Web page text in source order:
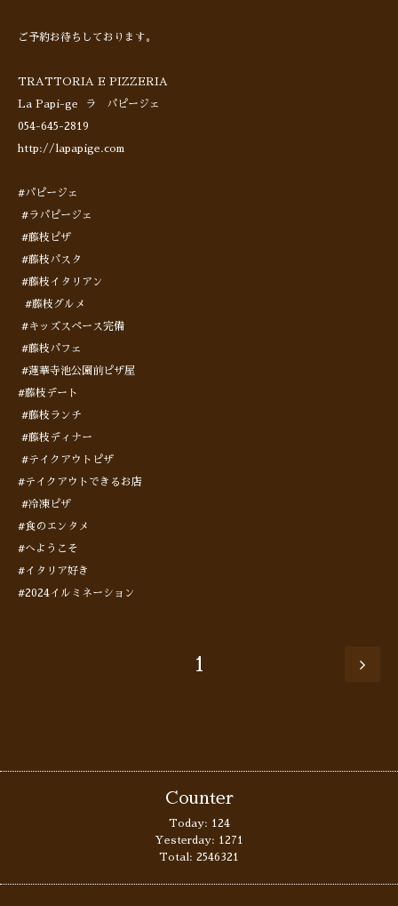
ご予約お待ちしております。
TRATTORIA E PIZZERIA
La Papi-ge ラ パピージェ
054-645-2819
http://lapapige.com
#パピージェ
#ラパピージェ
#藤枝ピザ
#藤枝パスタ
#藤枝イタリアン
#藤枝グルメ
#キッズスペース完備
#藤枝パフェ
#蓮華寺池公園前ピザ屋
#藤枝デート
#藤枝ランチ
#藤枝ディナー
#テイクアウトピザ
#テイクアウトできるお店
#冷凍ピザ
#食のエンタメ
#へようこそ
#イタリア好き
#2024イルミネーション
1
Counter
Today: 124
Yesterday: 1271
Total: 2546321